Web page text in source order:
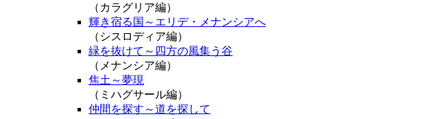
（カラグリア編）
輝き宿る国～エリデ・メナンシアへ
（シスロディア編）
緑を抜けて～四方の風集う谷
（メナンシア編）
焦土～夢現
（ミハグサール編）
仲間を探す～道を探して